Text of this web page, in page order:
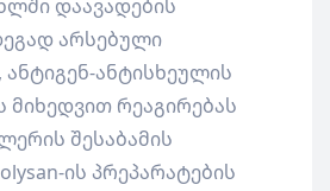
დაავადების
არსებული
ანტისხეულის
მიხედვით რეაგირებას
შესაბამის
ის პრეპარატების